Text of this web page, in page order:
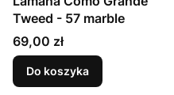
Tweed - 57 marble
Cena
69,00 zł
Do koszyka